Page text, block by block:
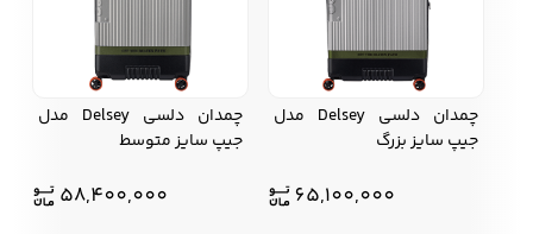
چمدان دلسی Delsey مدل
جیپ سایز بزرگ
65,100,000
چمدان دلسی Delsey مدل
جیپ سایز متوسط
58,400,000